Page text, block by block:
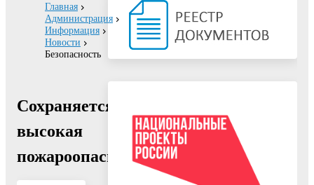
Главная
Администрация
Информация
Новости
Безопасность
Сохраняется
высокая
пожароопасность!